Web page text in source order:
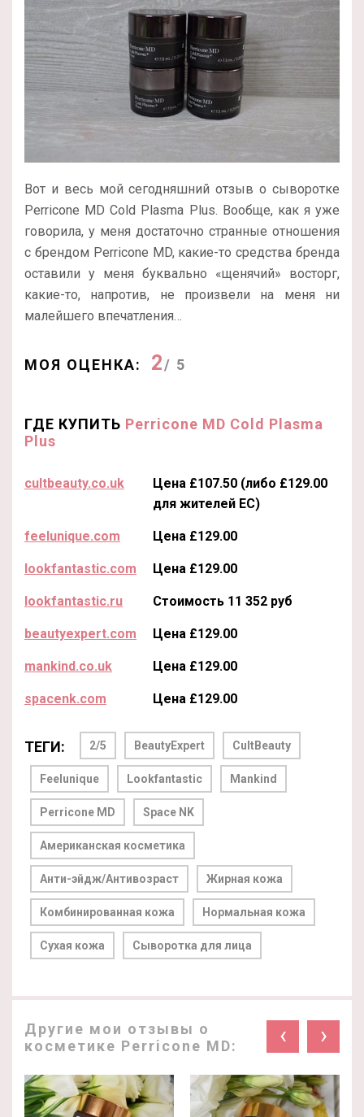
Вот и весь мой сегодняшний отзыв о сыворотке
Perricone MD Cold Plasma Plus. Вообще, как я уже
говорила, у меня достаточно странные отношения
с брендом Perricone MD, какие-то средства бренда
оставили у меня буквально «щенячий» восторг,
какие-то, напротив, не произвели на меня ни
малейшего впечатления…
МОЯ ОЦЕНКА: 2/ 5
ГДЕ КУПИТЬ Perricone MD Cold Plasma
Plus
cultbeauty.co.uk
Цена £107.50 (либо £129.00
для жителей ЕС)
feelunique.com Цена £129.00
lookfantastic.com Цена £129.00
lookfantastic.ru Стоимость 11 352 руб
beautyexpert.com Цена £129.00
mankind.co.uk Цена £129.00
spacenk.com Цена £129.00
ТЕГИ: 2/5 BeautyExpert CultBeauty
Feelunique Lookfantastic Mankind
Perricone MD Space NK
Американская косметика
Анти-эйдж/Антивозраст Жирная кожа
Комбинированная кожа Нормальная кожа
Сухая кожа Сыворотка для лица
Другие мои отзывы о
косметике Perricone MD:
‹ ›